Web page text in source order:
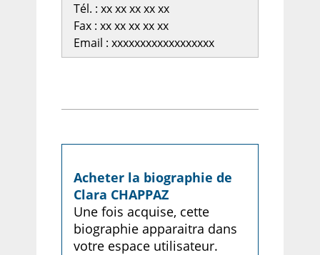
Tél. : xx xx xx xx xx
Fax : xx xx xx xx xx
Email : xxxxxxxxxxxxxxxxxx
Acheter la biographie de
Clara CHAPPAZ
Une fois acquise, cette
biographie apparaitra dans
votre espace utilisateur.